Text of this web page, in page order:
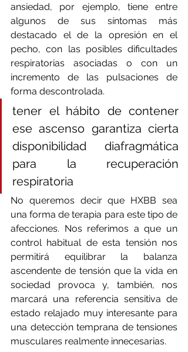
ansiedad, por ejemplo, tiene entre
algunos de sus síntomas más
destacado el de la opresión en el
pecho, con las posibles dificultades
respiratorias asociadas o con un
incremento de las pulsaciones de
forma descontrolada.
tener el hábito de contener
ese ascenso garantiza cierta
disponibilidad diafragmática
para la recuperación
respiratoria
No queremos decir que HXBB sea
una forma de terapia para este tipo de
afecciones. Nos referimos a que un
control habitual de esta tensión nos
permitirá equilibrar la balanza
ascendente de tensión que la vida en
sociedad provoca y, también, nos
marcará una referencia sensitiva de
estado relajado muy interesante para
una detección temprana de tensiones
musculares realmente innecesarias.